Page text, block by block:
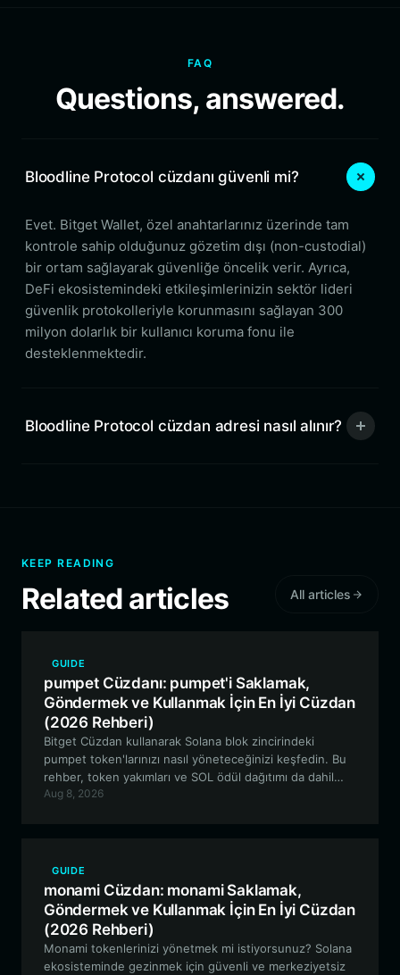
FAQ
Questions, answered.
Bloodline Protocol cüzdanı güvenli mi?
Evet. Bitget Wallet, özel anahtarlarınız üzerinde tam
kontrole sahip olduğunuz gözetim dışı (non-custodial)
bir ortam sağlayarak güvenliğe öncelik verir. Ayrıca,
DeFi ekosistemindeki etkileşimlerinizin sektör lideri
güvenlik protokolleriyle korunmasını sağlayan 300
milyon dolarlık bir kullanıcı koruma fonu ile
desteklenmektedir.
Bloodline Protocol cüzdan adresi nasıl alınır?
KEEP READING
Related articles All articles
GUIDE
pumpet Cüzdanı: pumpet'i Saklamak,
Göndermek ve Kullanmak İçin En İyi Cüzdan
(2026 Rehberi)
Bitget Cüzdan kullanarak Solana blok zincirindeki
pumpet token'larınızı nasıl yöneteceğinizi keşfedin. Bu
rehber, token yakımları ve SOL ödül dağıtımı da dahil
olmak üzere pumpet ekosisteminin oyunlaştırılmış
Aug 8, 2026
GUIDE
monami Cüzdan: monami Saklamak,
Göndermek ve Kullanmak İçin En İyi Cüzdan
(2026 Rehberi)
Monami tokenlerinizi yönetmek mi istiyorsunuz? Solana
ekosisteminde gezinmek için güvenli ve merkeziyetsiz